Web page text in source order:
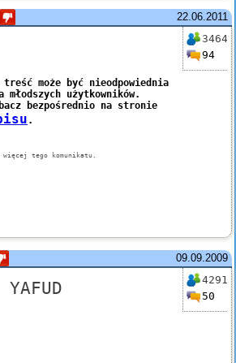
22.06.2011
3464
94
09.09.2009
4291
50